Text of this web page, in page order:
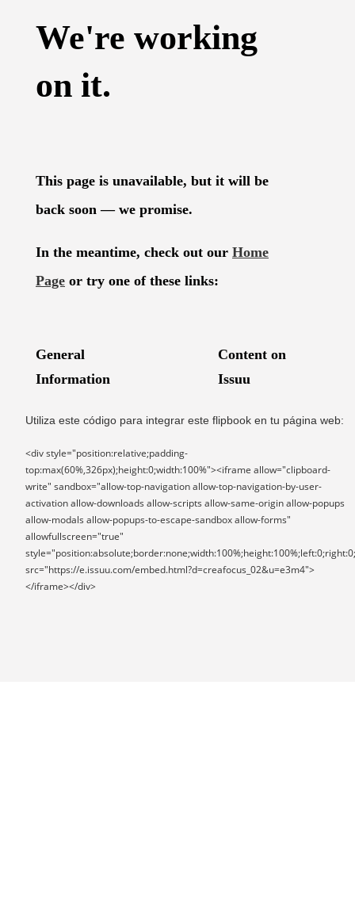
Utiliza este código para integrar este flipbook en tu página web:
<div style="position:relative;padding-
top:max(60%,326px);height:0;width:100%"><iframe allow="clipboard-
write" sandbox="allow-top-navigation allow-top-navigation-by-user-
activation allow-downloads allow-scripts allow-same-origin allow-popups
allow-modals allow-popups-to-escape-sandbox allow-forms"
allowfullscreen="true"
src="https://e.issuu.com/embed.html?d=creafocus_02&u=e3m4">
</iframe></div>